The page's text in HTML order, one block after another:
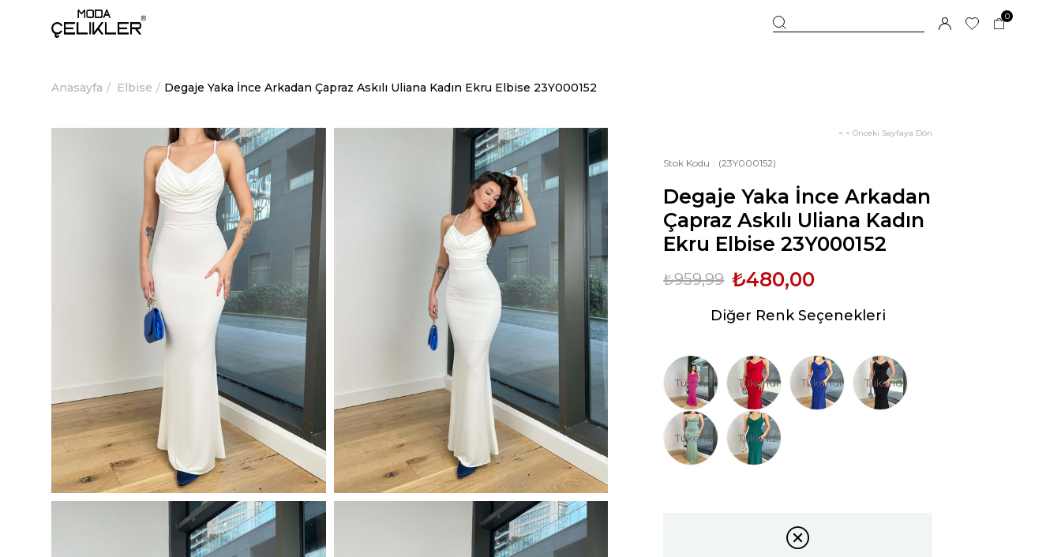
0
Anasayfa Elbise Degaje Yaka İnce Arkadan Çapraz Askılı Uliana Kadın Ekru Elbise 23Y000152
< < Önceki Sayfaya Dön
Stok Kodu (23Y000152)
Degaje Yaka İnce Arkadan
Çapraz Askılı Uliana Kadın
Ekru Elbise 23Y000152
₺959,99 ₺480,00
Diğer Renk Seçenekleri
Tükendi Tükendi Tükendi Tükendi
Tükendi Tükendi